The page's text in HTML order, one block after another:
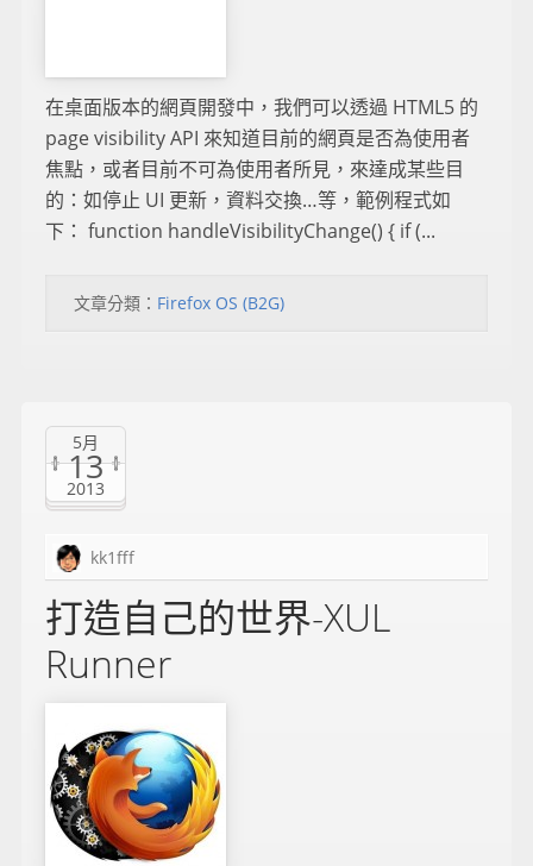
在桌面版本的網頁開發中，我們可以透過 HTML5 的
page visibility API 來知道目前的網頁是否為使用者
焦點，或者目前不可為使用者所見，來達成某些目
的：如停止 UI 更新，資料交換…等，範例程式如
下： function handleVisibilityChange() { if (...
文章分類： Firefox OS (B2G)
5月
13
2013
kk1fff
打造自己的世界-XUL
Runner